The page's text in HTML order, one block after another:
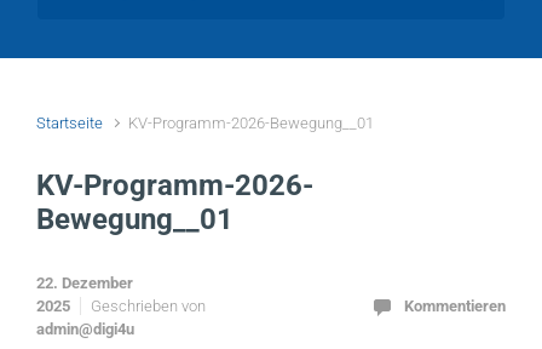
Startseite KV-Programm-2026-Bewegung__01
KV-Programm-2026-
Bewegung__01
22. Dezember
2025
Geschrieben von
admin@digi4u
Kommentieren